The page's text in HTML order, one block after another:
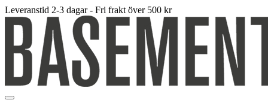
Leveranstid 2-3 dagar - Fri frakt över 500 kr